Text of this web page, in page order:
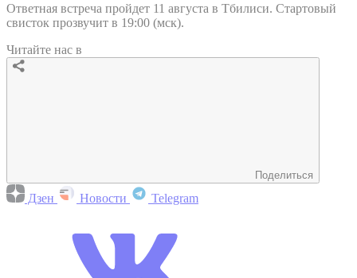
Ответная встреча пройдет 11 августа в Тбилиси. Стартовый
свисток прозвучит в 19:00 (мск).
Читайте нас в
Поделиться
Дзен Новости Telegram